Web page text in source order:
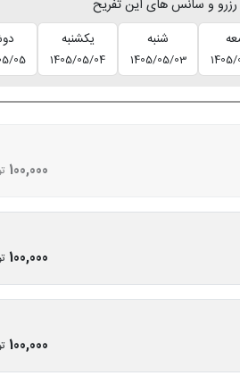
رزرو و سانس های این تفریح
شنبه
1405/05/03
یکشنبه
1405/05/04
05
100,000
100,000
100,000